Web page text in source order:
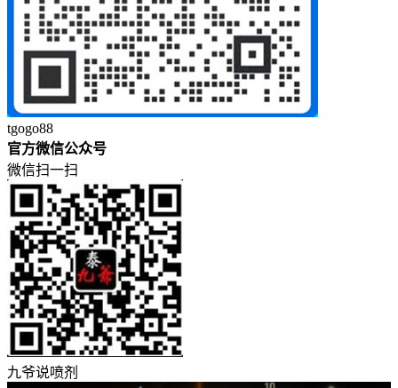
tgogo88
官方微信公众号
微信扫一扫
九爷说喷剂